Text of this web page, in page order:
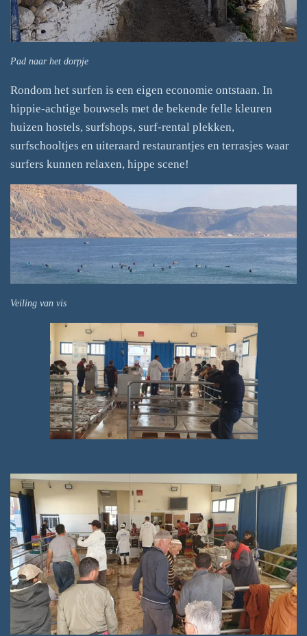
Pad naar het dorpje
Rondom het surfen is een eigen economie ontstaan. In
hippie-achtige bouwsels met de bekende felle kleuren
huizen hostels, surfshops, surf-rental plekken,
surfschooltjes en uiteraard restaurantjes en terrasjes waar
surfers kunnen relaxen, hippe scene!
Veiling van vis